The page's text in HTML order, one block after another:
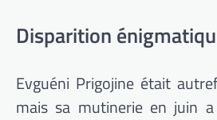
Disparition
Evguéni Prigojine était
mais sa mutinerie en juin